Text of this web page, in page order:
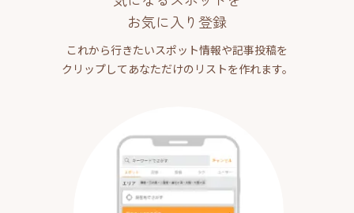
お気に入り登録
これから行きたいスポット情報や記事投稿を
クリップしてあなただけのリストを作れます。